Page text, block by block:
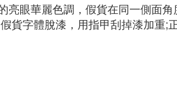
眼華麗色調，假貨在同一側面
字體脫漆，用指甲刮掉漆加重;